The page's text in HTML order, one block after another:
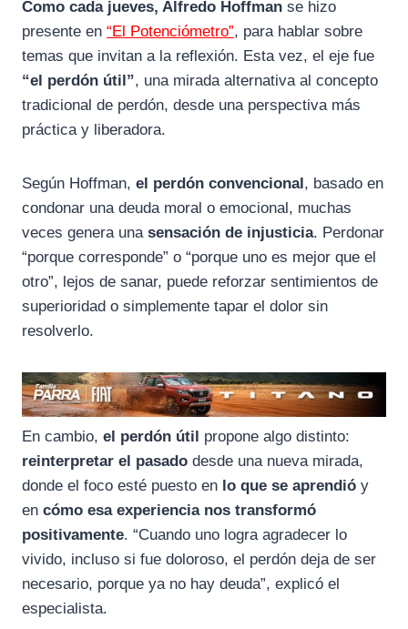
c
e
b
o
l
e
g
a
t
s
Como cada jueves, Alfredo Hoffman se hizo
presente en “El Potenciómetro”, para hablar sobre
temas que invitan a la reflexión. Esta vez, el eje fue
“el perdón útil”, una mirada alternativa al concepto
tradicional de perdón, desde una perspectiva más
práctica y liberadora.
Según Hoffman, el perdón convencional, basado en
condonar una deuda moral o emocional, muchas
veces genera una sensación de injusticia. Perdonar
“porque corresponde” o “porque uno es mejor que el
otro”, lejos de sanar, puede reforzar sentimientos de
superioridad o simplemente tapar el dolor sin
resolverlo.
En cambio, el perdón útil propone algo distinto:
reinterpretar el pasado desde una nueva mirada,
donde el foco esté puesto en lo que se aprendió y
en cómo esa experiencia nos transformó
positivamente. “Cuando uno logra agradecer lo
vivido, incluso si fue doloroso, el perdón deja de ser
necesario, porque ya no hay deuda”, explicó el
especialista.